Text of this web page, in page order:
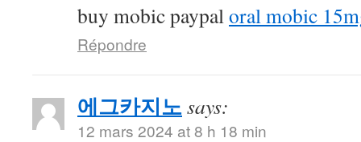
buy mobic paypal oral mobic
Répondre
에그카지노says:
12 mars 2024 at 8 h 18 min